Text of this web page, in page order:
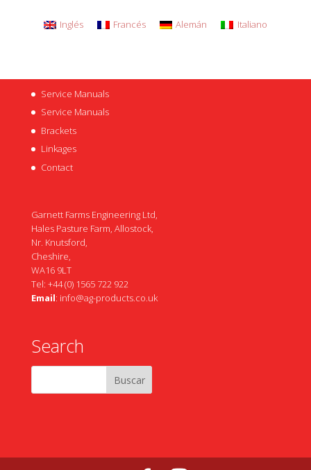
Inglés Francés Alemán Italiano
Service Manuals
Service Manuals
Brackets
Linkages
Contact
Garnett Farms Engineering Ltd,
Hales Pasture Farm, Allostock,
Nr. Knutsford,
Cheshire,
WA16 9LT
Tel: +44 (0) 1565 722 922
Email: info@ag-products.co.uk
Search